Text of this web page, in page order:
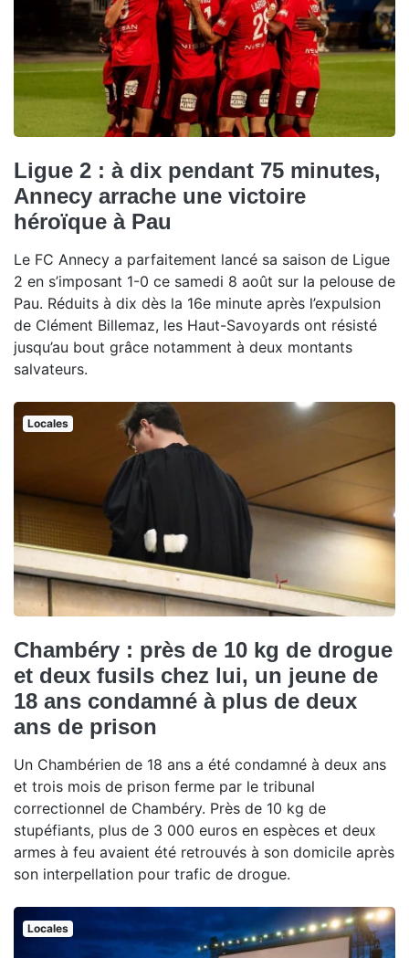
Ligue 2 : à dix pendant 75 minutes,
Annecy arrache une victoire
héroïque à Pau
Le FC Annecy a parfaitement lancé sa saison de Ligue
2 en s’imposant 1-0 ce samedi 8 août sur la pelouse de
Pau. Réduits à dix dès la 16e minute après l’expulsion
de Clément Billemaz, les Haut-Savoyards ont résisté
jusqu’au bout grâce notamment à deux montants
salvateurs.
Locales
Chambéry : près de 10 kg de drogue
et deux fusils chez lui, un jeune de
18 ans condamné à plus de deux
ans de prison
Un Chambérien de 18 ans a été condamné à deux ans
et trois mois de prison ferme par le tribunal
correctionnel de Chambéry. Près de 10 kg de
stupéfiants, plus de 3 000 euros en espèces et deux
armes à feu avaient été retrouvés à son domicile après
son interpellation pour trafic de drogue.
Locales